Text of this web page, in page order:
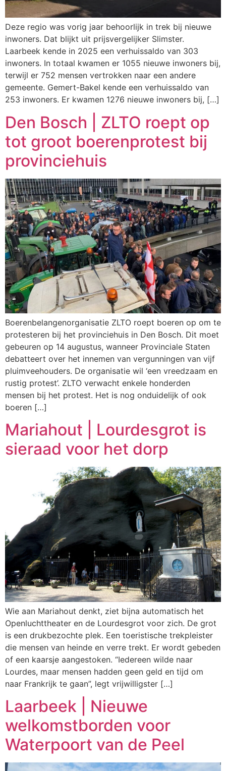
Deze regio was vorig jaar behoorlijk in trek bij nieuwe
inwoners. Dat blijkt uit prijsvergelijker Slimster.
Laarbeek kende in 2025 een verhuissaldo van 303
inwoners. In totaal kwamen er 1055 nieuwe inwoners bij,
terwijl er 752 mensen vertrokken naar een andere
gemeente. Gemert-Bakel kende een verhuissaldo van
253 inwoners. Er kwamen 1276 nieuwe inwoners bij, […]
Den Bosch | ZLTO roept op
tot groot boerenprotest bij
provinciehuis
Boerenbelangenorganisatie ZLTO roept boeren op om te
protesteren bij het provinciehuis in Den Bosch. Dit moet
gebeuren op 14 augustus, wanneer Provinciale Staten
debatteert over het innemen van vergunningen van vijf
pluimveehouders. De organisatie wil ‘een vreedzaam en
rustig protest’. ZLTO verwacht enkele honderden
mensen bij het protest. Het is nog onduidelijk of ook
boeren […]
Mariahout | Lourdesgrot is
sieraad voor het dorp
Wie aan Mariahout denkt, ziet bijna automatisch het
Openluchttheater en de Lourdesgrot voor zich. De grot
is een drukbezochte plek. Een toeristische trekpleister
die mensen van heinde en verre trekt. Er wordt gebeden
of een kaarsje aangestoken. “Iedereen wilde naar
Lourdes, maar mensen hadden geen geld en tijd om
naar Frankrijk te gaan”, legt vrijwilligster […]
Laarbeek | Nieuwe
welkomstborden voor
Waterpoort van de Peel